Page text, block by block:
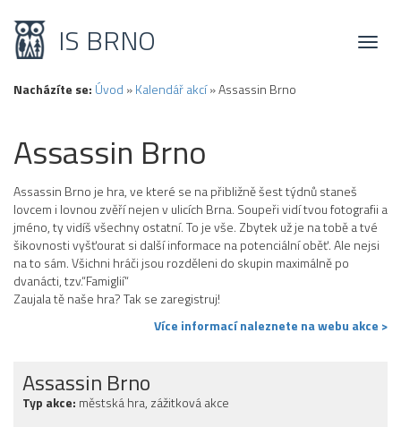
Toggle
IS BRNO
Nacházíte se: Úvod »Kalendář akcí»Assassin Brno
Assassin Brno
Assassin Brno je hra, ve které se na přibližně šest týdnů staneš
lovcem i lovnou zvěří nejen v ulicích Brna. Soupeři vidí tvou fotografii a
jméno, ty vidíš všechny ostatní. To je vše. Zbytek už je na tobě a tvé
šikovnosti vyšťourat si další informace na potenciální oběť. Ale nejsi
na to sám. Všichni hráči jsou rozděleni do skupin maximálně po
dvanácti, tzv.“Famiglií“
Zaujala tě naše hra? Tak se zaregistruj!
Více informací naleznete na webu akce >
Assassin Brno
Typ akce: městská hra, zážitková akce